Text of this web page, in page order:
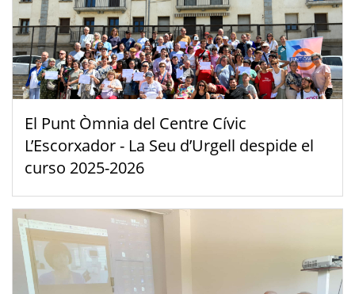
El Punt Òmnia del Centre Cívic
L’Escorxador - La Seu d’Urgell despide el
curso 2025-2026